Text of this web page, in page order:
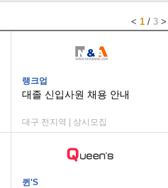
< 1 / 3 >
랭크업
대졸 신입사원 채용 안내
대구 전지역 | 상시모집
퀸'S